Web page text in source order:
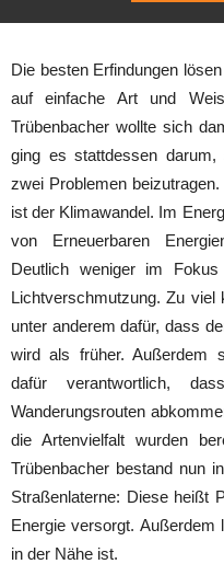
Die besten Erfindungen
auf einfache Art und
Trübenbacher wollte sich
ging es stattdessen
zwei Problemen
ist der Klimawandel. Im
von Erneuerbaren
Deutlich weniger im
Lichtverschmutzung. Zu
unter anderem dafür, dass
wird als früher. Außerdem
dafür verantwortlich,
Wanderungsrouten
die Artenvielfalt wurden
Trübenbacher bestand nun
Straßenlaterne: Diese heißt
Energie versorgt.
in der Nähe ist.